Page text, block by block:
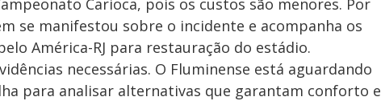
Carioca, pois os custos são menores. Por
se manifestou sobre o incidente e acompanha os
América-RJ para restauração do estádio.
necessárias. O Fluminense está aguardando
para analisar alternativas que garantam conforto e